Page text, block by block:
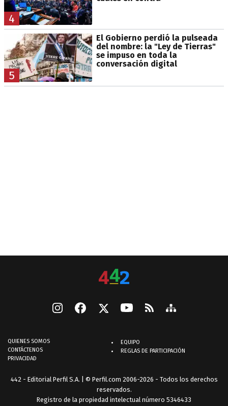
4
5
El Gobierno perdió la pulseada
del nombre: la "Ley de Tierras"
se impuso en toda la
conversación digital
QUIENES SOMOS
CONTÁCTENOS
PRIVACIDAD
EQUIPO
REGLAS DE PARTICIPACIÓN
442 - Editorial Perfil S.A. | © Perfil.com 2006-2026 - Todos los derechos
reservados.
Registro de la propiedad intelectual número 5346433